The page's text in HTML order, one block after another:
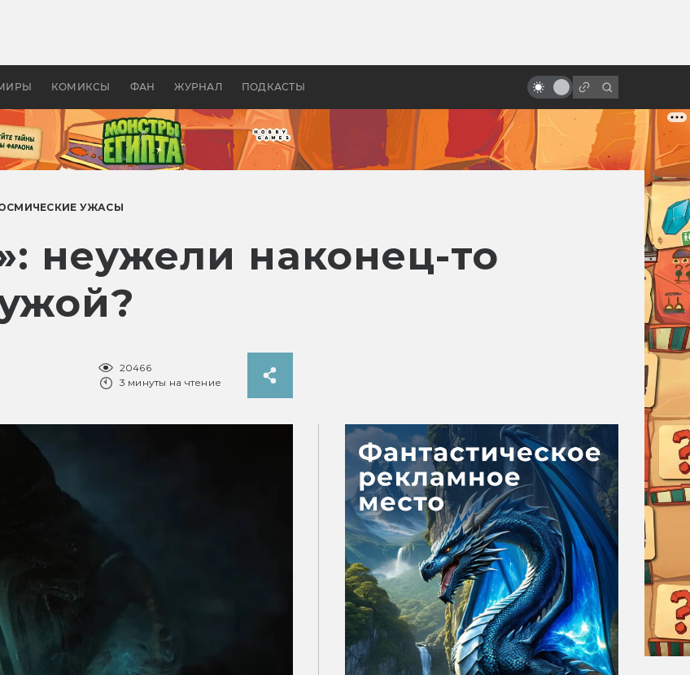
КОМИКСЫ ФАН ЖУРНАЛ ПОДКАСТЫ
колец»
Древней Грецией
неснятые
УЖАСЫ
неужели наконец-то
20466
3 минуты на чтение